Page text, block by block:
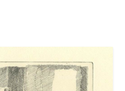
Bianco. Il segno di Venti
alla rassegna “Aqua